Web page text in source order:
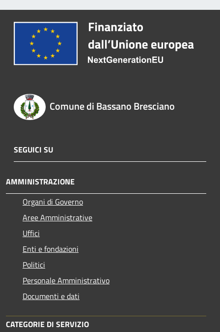
Comune di Bassano Bresciano
SEGUICI SU
AMMINISTRAZIONE
Organi di Governo
Aree Amministrative
Uffici
Enti e fondazioni
Politici
Personale Amministrativo
Documenti e dati
CATEGORIE DI SERVIZIO